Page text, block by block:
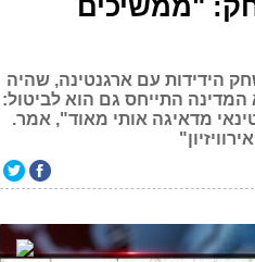
"ממשיכים
הידידות עם ארגנטינה, שהיה
התייחס גם הוא לביטול:
מדאיגה אותי מאוד", אמר.